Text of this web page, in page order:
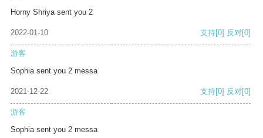
Horny Shriya sent you 2
2022-01-10 支持[0] 反对[0]
游客
Sophia sent you 2 messa
2021-12-22 支持[0] 反对[0]
游客
Sophia sent you 2 messa